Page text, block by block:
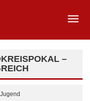
–
Jugend